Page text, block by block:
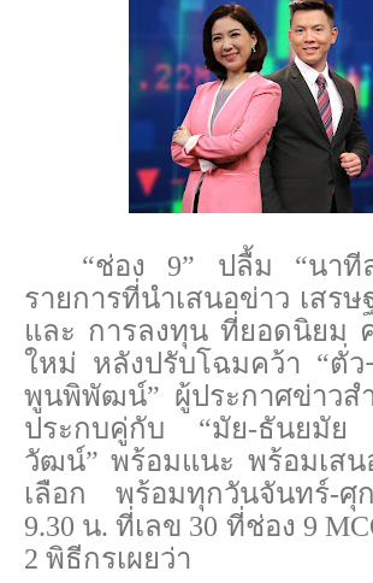
“ช่อง 9” ปลื้ม “นาที
รายการที่นำเสนอข่าว เสรษ
และ การลงทุน ที่ยอดนิยม
ใหม่ หลังปรับโฉมคว้า “ตั่ว
พูนพิพัฒน์” ผู้ประกาศข่าวส
ประกบคู่กับ “มัย-ธันยมั
วัฒน์” พร้อมแนะ พร้อมเสน
เลือก พร้อมทุกวันจันทร์-ศุ
9.30 น. ที่เลข 30 ที่ช่อง 9
2 พิธีกรเผยว่า